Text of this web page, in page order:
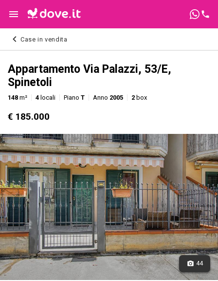
Case in vendita
Appartamento Via Palazzi, 53/E,
Spinetoli
148 m² 4 locali Piano T Anno 2005 2 box
€ 185.000
44